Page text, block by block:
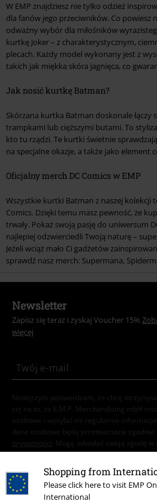
Shopping from
Please click here to visit EMP
International
W EMP znajdziesz nie tylko odzież
dla fanów jego przeciwników. Co powiesz
odważny wybór dla miłośników
kurtkę Joker – z charakterystycznym,
plecach. Każdy model wykonany jest z
takich jak miękka skóra jagnięca, co
Jak nosić kurtkę Batman?
Skórzana kurtka Batman doskonale łączy
trampkami lub cięższymi butami. To
kto tu rządzi. Te kurtki świetnie
na specjalne okazje, a także jako element
Oficjalny merch DC Comics w EMP
Wszystkie kurtki Batman z naszej kolekcji
Comics. Dzięki temu masz pewność, że
trwały. Pokaż swoją pasję do uniwersum
najlepiej odzwierciedli Twoją naturę –
Jeżeli wciąż mało Ci gadżetów
sprawdź nasz merch: Supermana,
Newsletter
Zapisz się teraz i zyskaj Voucher 15%
więcej
Niniejszym potwierdzam, że chcę
się na to, że E.M.P. Merchandising mbH
osobowe i wysyłać mi regularnie
dane osobowe będą przetwarzane zgodnie
prywatności . Mogę odwołać swoją zgodę
poprzez kliknięcie w link umożliwiający
możesz zrezygnować z subskrypcji